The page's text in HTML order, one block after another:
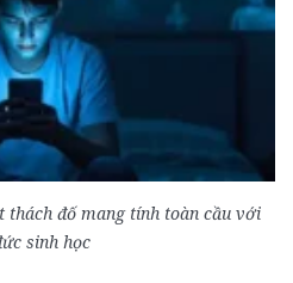
thách đố mang tính toàn cầu với
sinh học